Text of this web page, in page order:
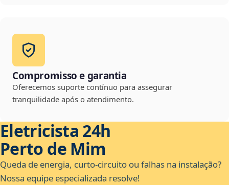
Compromisso e garantia
Oferecemos suporte contínuo para assegurar
tranquilidade após o atendimento.
Eletricista 24h
Perto de Mim
Queda de energia, curto-circuito ou falhas na instalação?
Nossa equipe especializada resolve!